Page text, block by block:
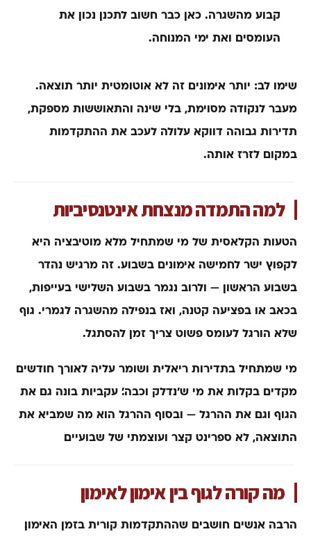
קבוע מהשגרה. כאן כבר חשוב לתכנן נכון את
העומסים ואת ימי המנוחה.
שימו לב: יותר אימונים זה לא אוטומטית יותר תוצאה.
מעבר לנקודה מסוימת, בלי שינה והתאוששות מספקת,
תדירות גבוהה דווקא עלולה לעכב את ההתקדמות
במקום לזרז אותה.
למה התמדה מנצחת אינטנסיביות
הטעות הקלאסית של מי שמתחיל מלא מוטיבציה היא
לקפוץ ישר לחמישה אימונים בשבוע. זה מרגיש נהדר
בשבוע הראשון — ולרוב נגמר בשבוע השלישי בעייפות,
בכאב או בפציעה קטנה, ואז בנפילה מהשגרה לגמרי. גוף
שלא הורגל לעומס פשוט צריך זמן להסתגל.
מי שמתחיל בתדירות ריאלית ושומר עליה לאורך חודשים
מקדים בקלות את מי ש׳נדלק וכבה׳. עקביות בונה גם את
הגוף וגם את ההרגל — ובסוף ההרגל הוא מה שמביא את
התוצאה, לא ספרינט קצר ועוצמתי של שבועיים.
מה קורה לגוף בין אימון לאימון
הרבה אנשים חושבים שההתקדמות קורית בזמן האימון.